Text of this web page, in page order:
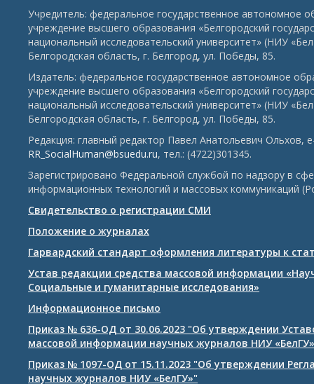
Учредитель: федеральное государственное автономное
учреждение высшего образования «Белгородский
национальный исследовательский университет» (НИУ
Белгородская область, г. Белгород, ул. Победы, 85.
Издатель: федеральное государственное автономное
учреждение высшего образования «Белгородский
национальный исследовательский университет» (НИУ
Белгородская область, г. Белгород, ул. Победы, 85.
Редакция: главный редактор Павел Анатольевич Ольхов,
RR_SocialHuman@bsuedu.ru, тел.: (4722)301345.
Зарегистрировано Федеральной службой по надзору в
информационных технологий и массовых коммуникаций
Свидетельство о регистрации СМИ
Положение о журналах
Гарвардский стандарт оформления литературы к
Устав редакции средства массовой информации
Социальные и гуманитарные исследования»
Информационное письмо
Приказ № 636-ОД от 30.06.2023 "Об утверждении
массовой информации научных журналов НИУ «БелГУ»
Приказ № 1097-ОД от 15.11.2023 "Об утверждении
научных журналов НИУ «БелГУ»"